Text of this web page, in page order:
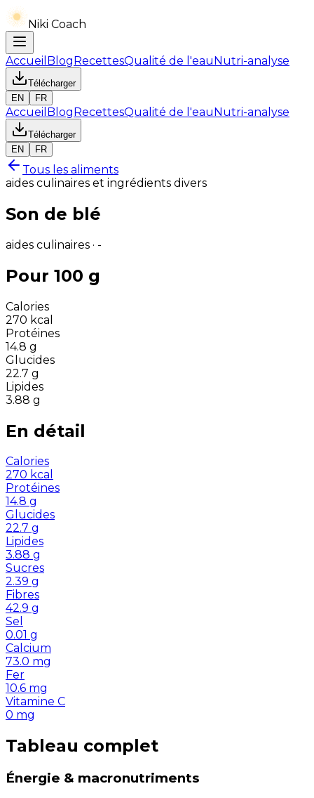
Niki Coach
Accueil BlogRecettesQualité de l'eauNutri-analyse
Télécharger
EN
FR
Accueil BlogRecettesQualité de l'eauNutri-analyse
Télécharger
EN
FR
Tous les aliments
aides culinaires et ingrédients divers
Son de blé
aides culinaires · -
Pour 100 g
Calories
270 kcal
Protéines
14.8 g
Glucides
22.7 g
Lipides
3.88 g
En détail
Calories
270 kcal
Protéines
14.8 g
Glucides
22.7 g
Lipides
3.88 g
Sucres
2.39 g
Fibres
42.9 g
Sel
0.01 g
Calcium
73.0 mg
Fer
10.6 mg
Vitamine C
0 mg
Tableau complet
Énergie & macronutriments